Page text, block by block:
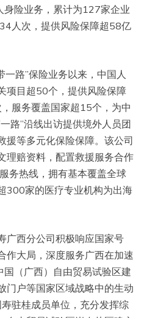
身险业务，累计为127家企业
人次，提供风险保障超58亿
路”保险业务以来，中国人
项目超50个，提供风险保障
服务覆盖国家超15个，为中
路”沿线出访提供境外人员团
援等多元化保险保障。该公司
理赔资料，配置救援服务合作
务热线，拥有基本覆盖全球
300家的医疗专业机构为出海
广西分公司积极响应国家号
作大局，深度服务广西在加速
国（广西）自由贸易试验区建
门户等国家区域战略中的生动
驻桂成员单位，充分发挥综